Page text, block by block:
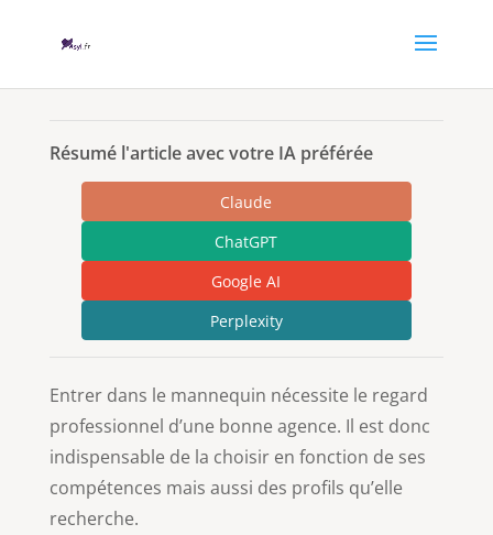
Résumé l'article avec votre IA préférée
Claude
ChatGPT
Google AI
Perplexity
Entrer dans le mannequin nécessite le regard
professionnel d’une bonne agence. Il est donc
indispensable de la choisir en fonction de ses
compétences mais aussi des profils qu’elle
recherche.